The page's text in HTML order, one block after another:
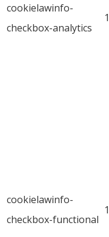
cookielawinfo-
checkbox-analytics
cookielawinfo-
checkbox-functional